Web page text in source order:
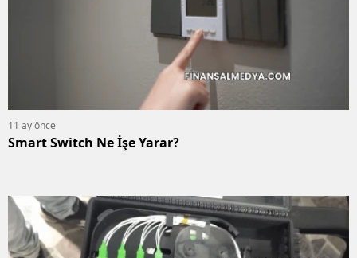
11 ay önce
Smart Switch Ne İşe Yarar?